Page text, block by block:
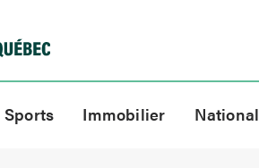
Sports Immobilier National